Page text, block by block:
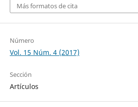
Más formatos de cita
Número
Vol. 15 Núm. 4 (2017)
Sección
Artículos